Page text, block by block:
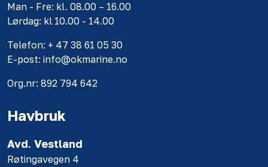
Man - Fre: kl. 08.00 – 16.00
Lørdag: kl 10.00 - 14.00
Telefon: + 47 38 61 05 30
E-post: info@okmarine.no
Org.nr: 892 794 642
Havbruk
Avd. Vestland
Røtingavegen 4